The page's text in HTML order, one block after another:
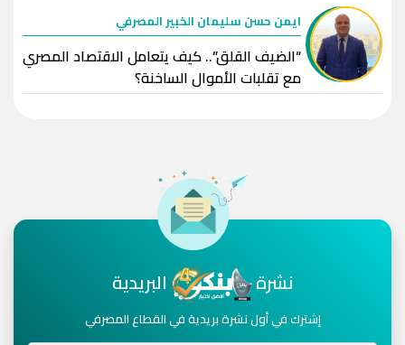
ايمن حسن سليمان الخبير المصرفي
“الضيف القلق”.. كيف يتعامل الاقتصاد المصري
مع تقلبات الأموال الساخنة؟
نشرة البريدية
إشترك في أول نشرة بريدية في القطاع المصرفي